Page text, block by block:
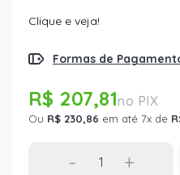
Clique e veja!
Formas de
R$ 207,81
Ou R$ 230,86 em até 7x de
- +